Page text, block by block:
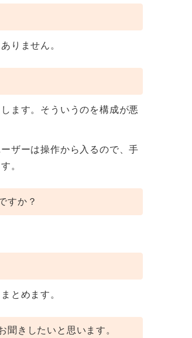
りません。
ます。そういうのを構成が悪
ザーは操作から入るので、手
。
すか？
とめます。
きしたいと思います。